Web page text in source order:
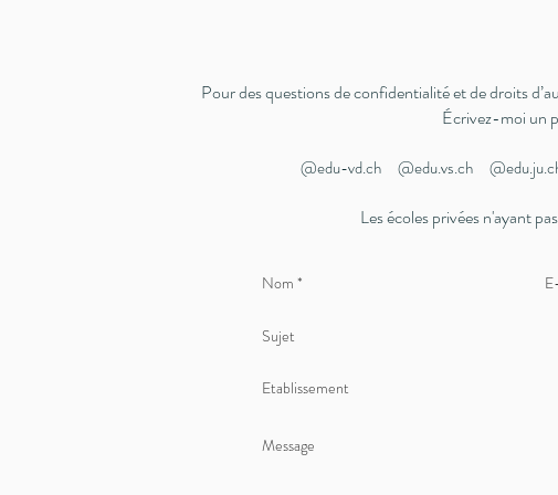
Pour des questions de confidentialité et de droits
Écrivez-moi un
@edu-vd.ch @edu.vs.ch
Les écoles privées n'ayant